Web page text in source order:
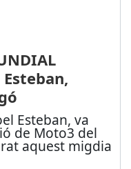
Esteban,
Esteban, va
de Moto3 del
aquest migdia